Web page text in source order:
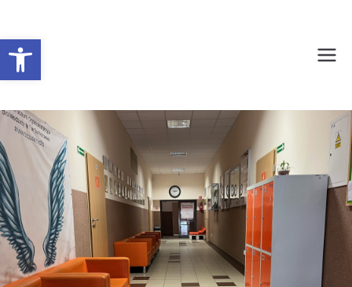
Otwórz pasek narzędzi
Młodzieży Nr 1 w
Sochaczewie